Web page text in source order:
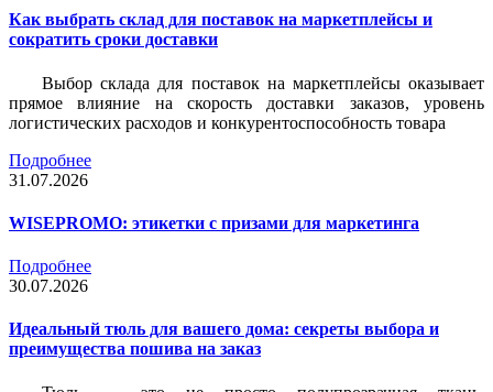
Как выбрать склад для поставок на маркетплейсы и
сократить сроки доставки
Выбор склада для поставок на маркетплейсы оказывает
прямое влияние на скорость доставки заказов, уровень
логистических расходов и конкурентоспособность товара
Подробнее
31.07.2026
WISEPROMO: этикетки с призами для маркетинга
Подробнее
30.07.2026
Идеальный тюль для вашего дома: секреты выбора и
преимущества пошива на заказ